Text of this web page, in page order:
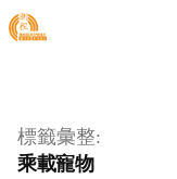
標籤彙整:
乘載寵物